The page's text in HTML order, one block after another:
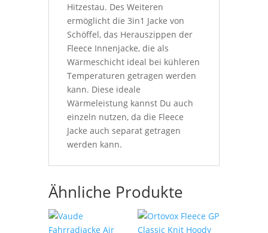
Hitzestau. Des Weiteren
ermöglicht die 3in1 Jacke von
Schöffel, das Herauszippen der
Fleece Innenjacke, die als
Wärmeschicht ideal bei kühleren
Temperaturen getragen werden
kann. Diese ideale
Wärmeleistung kannst Du auch
einzeln nutzen, da die Fleece
Jacke auch separat getragen
werden kann.
Ähnliche Produkte